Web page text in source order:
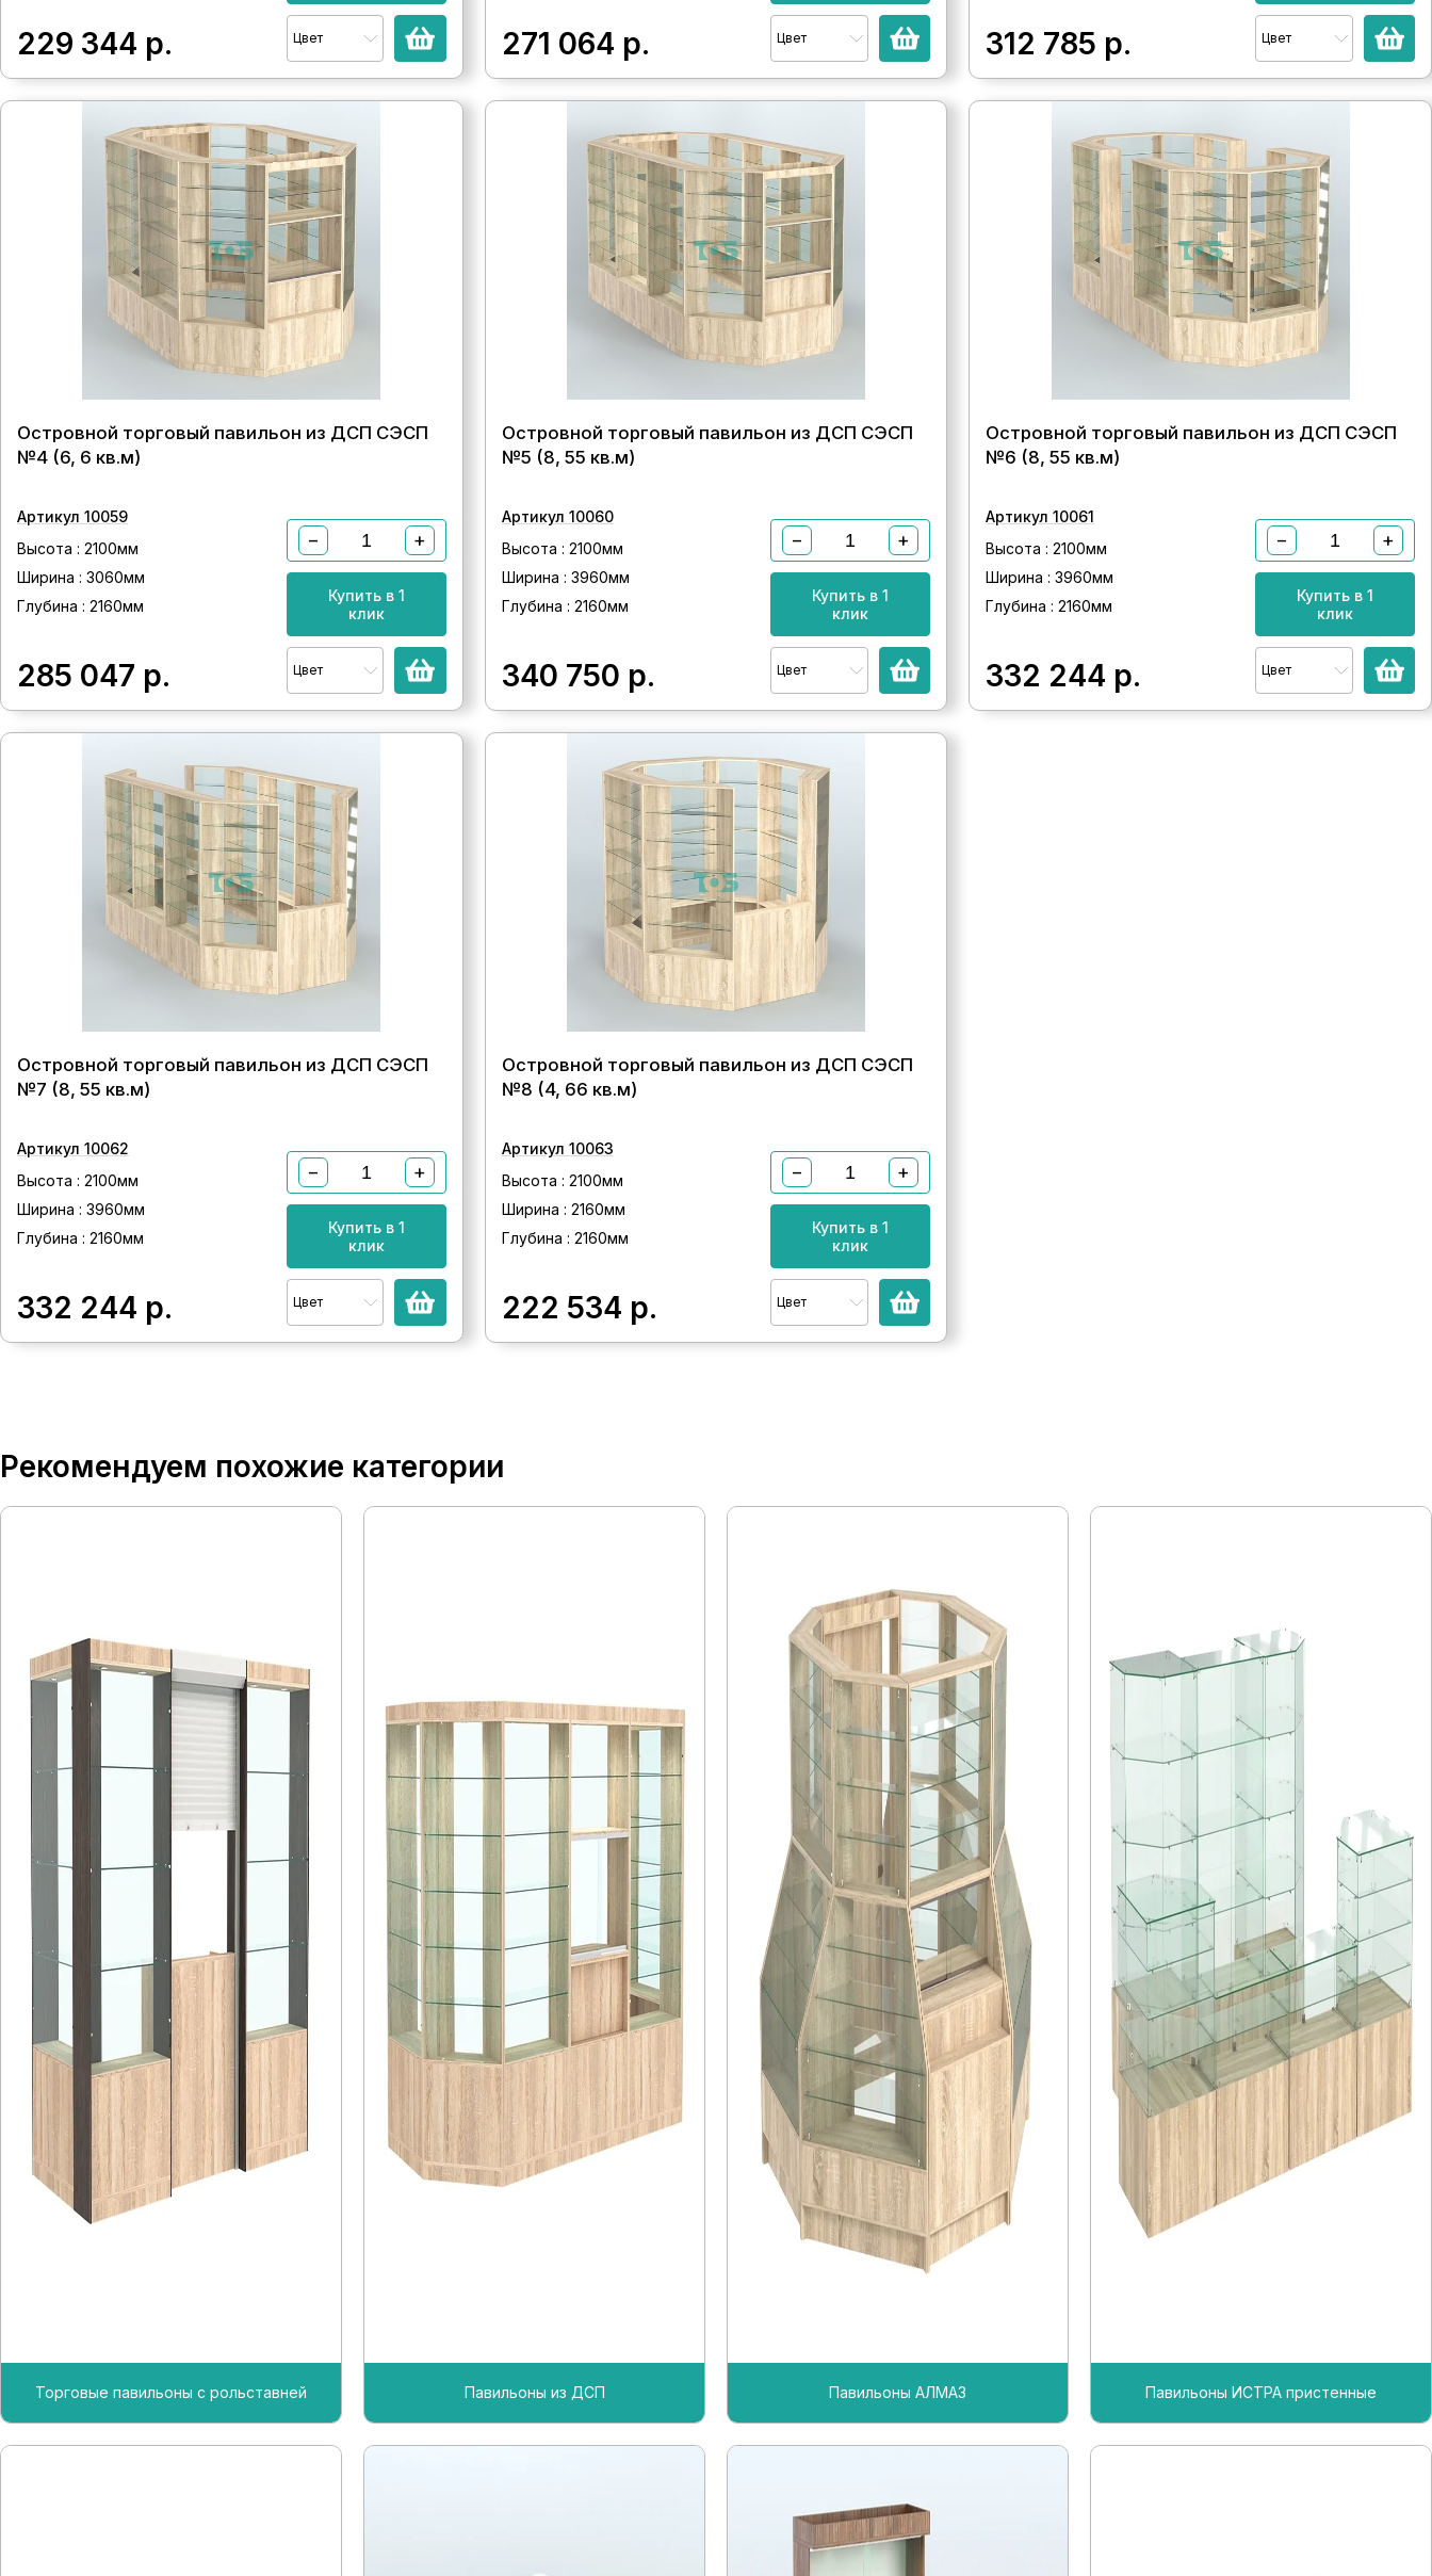
229 344 р. Цвет 271 064 р. Цвет 312 785 р. Цвет
Островной торговый павильон из ДСП СЭСП
№4 (6, 6 кв.м)
Артикул 10059
Высота : 2100мм
Ширина : 3060мм
Глубина : 2160мм
285 047 р.
− +
Купить в 1
клик
Цвет
Островной торговый павильон из ДСП СЭСП
№5 (8, 55 кв.м)
Артикул 10060
Высота : 2100мм
Ширина : 3960мм
Глубина : 2160мм
340 750 р.
− +
Купить в 1
клик
Цвет
Островной торговый павильон из ДСП СЭСП
№6 (8, 55 кв.м)
Артикул 10061
Высота : 2100мм
Ширина : 3960мм
Глубина : 2160мм
332 244 р.
− +
Купить в 1
клик
Цвет
Островной торговый павильон из ДСП СЭСП
№7 (8, 55 кв.м)
Артикул 10062
Высота : 2100мм
Ширина : 3960мм
Глубина : 2160мм
332 244 р.
− +
Купить в 1
клик
Цвет
Островной торговый павильон из ДСП СЭСП
№8 (4, 66 кв.м)
Артикул 10063
Высота : 2100мм
Ширина : 2160мм
Глубина : 2160мм
222 534 р.
− +
Купить в 1
клик
Цвет
Рекомендуем похожие категории
Торговые павильоны с рольставней Павильоны из ДСП Павильоны АЛМАЗ Павильоны ИСТРА пристенные